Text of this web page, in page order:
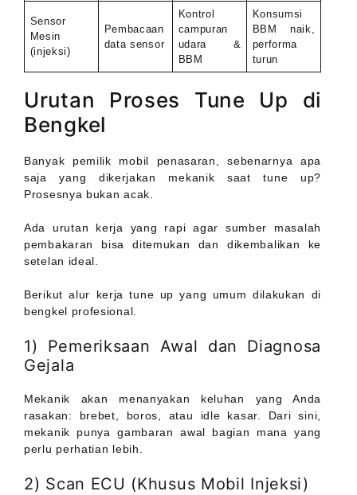
Sensor
Mesin
(injeksi)
Pembacaan
data sensor
Kontrol
campuran
udara &
BBM
Konsumsi
BBM naik,
performa
turun
Urutan Proses Tune Up di
Bengkel
Banyak pemilik mobil penasaran, sebenarnya apa
saja yang dikerjakan mekanik saat tune up?
Prosesnya bukan acak.
Ada urutan kerja yang rapi agar sumber masalah
pembakaran bisa ditemukan dan dikembalikan ke
setelan ideal.
Berikut alur kerja tune up yang umum dilakukan di
bengkel profesional.
1) Pemeriksaan Awal dan Diagnosa
Gejala
Mekanik akan menanyakan keluhan yang Anda
rasakan: brebet, boros, atau idle kasar. Dari sini,
mekanik punya gambaran awal bagian mana yang
perlu perhatian lebih.
2) Scan ECU (Khusus Mobil Injeksi)